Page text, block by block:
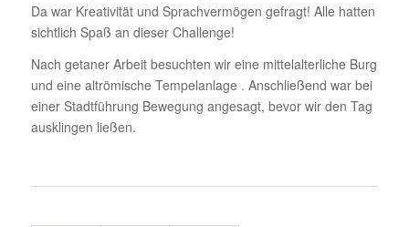
Da war Krea­ti­vität und Sprach­ver­mögen gefragt! Alle hatten
sicht­lich Spaß an dieser Challenge!
Nach getaner Arbeit besuchten wir eine mittel­al­ter­liche Burg
und eine altrö­mi­sche Tempel­an­lage . Anschlie­ßend war bei
einer Stadt­füh­rung Bewe­gung ange­sagt, bevor wir den Tag
ausklingen ließen.